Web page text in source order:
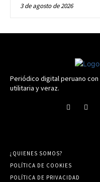
3 de agosto de 2026
Periódico digital peruano
utilitaria y veraz.
¿QUIENES SOMOS?
POLÍTICA DE COOKIES
POLÍTICA DE PRIVACIDAD